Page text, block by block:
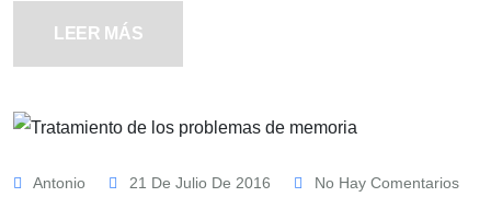
LEER MÁS
Antonio 21 De Julio De 2016 No Hay Comentarios